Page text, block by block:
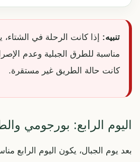
تنبيه: إذا كانت الرحلة في
مناسبة للطرق الجبلية وعدم
كانت حالة الطريق غير مستقرة.
اليوم الرابع: بورجومي
بعد يوم الجبال، يكون اليوم الرابع